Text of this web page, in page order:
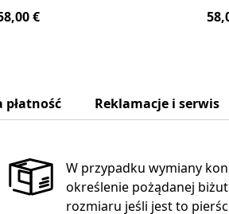
€
płatność Reklamacje i serwis
W przypadku wymiany
określenie pożądanej
rozmiaru jeśli jest to